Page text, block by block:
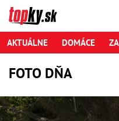
AKTUÁLNE DOMÁCE
FOTO DŇA